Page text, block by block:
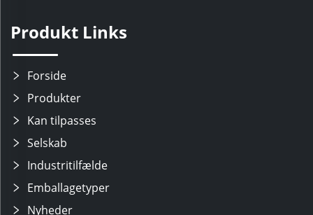
Produkt Links
Forside
Produkter
Kan tilpasses
Selskab
Industritilfælde
Emballagetyper
Nyheder